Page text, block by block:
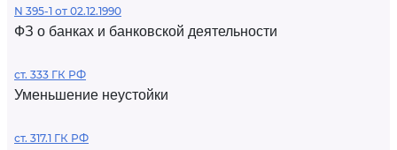
N 395-1 от 02.12.1990
ФЗ о банках и банковской деятельности
ст. 333 ГК РФ
Уменьшение неустойки
ст. 317.1 ГК РФ